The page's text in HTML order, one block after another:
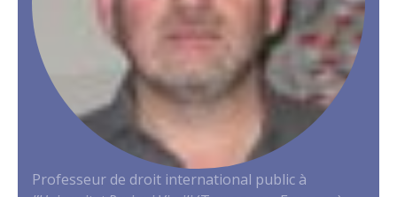
Professeur de droit international public à